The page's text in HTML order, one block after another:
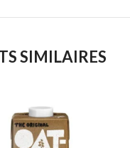
SIMILAIRES